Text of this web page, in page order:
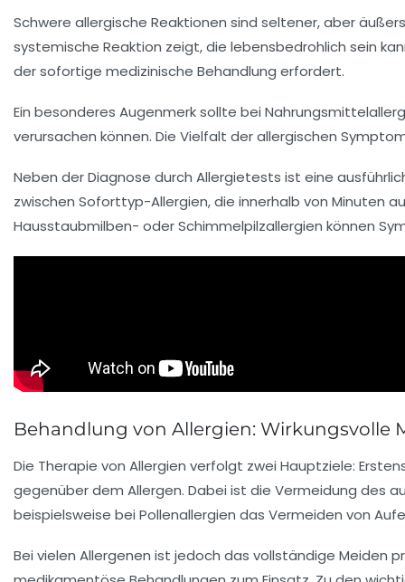
Schwere allergische Reaktionen sind seltener, aber
systemische Reaktion zeigt, die lebensbedrohlich sein
der sofortige medizinische Behandlung erfordert.
Ein besonderes Augenmerk sollte bei
verursachen können. Die Vielfalt der allergischen
Neben der Diagnose durch Allergietests ist eine
zwischen Soforttyp-Allergien, die innerhalb von Minuten
Hausstaubmilben- oder Schimmelpilzallergien können
Behandlung von Allergien: Wirkungsvolle
Die Therapie von Allergien verfolgt zwei Hauptziele:
gegenüber dem Allergen. Dabei ist die Vermeidung des
beispielsweise bei Pollenallergien das Vermeiden von
Bei vielen Allergenen ist jedoch das vollständige Meiden